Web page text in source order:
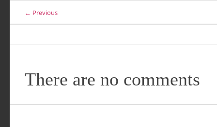
← Previous
There are no comments